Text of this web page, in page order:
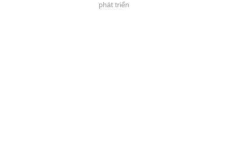
phát triển